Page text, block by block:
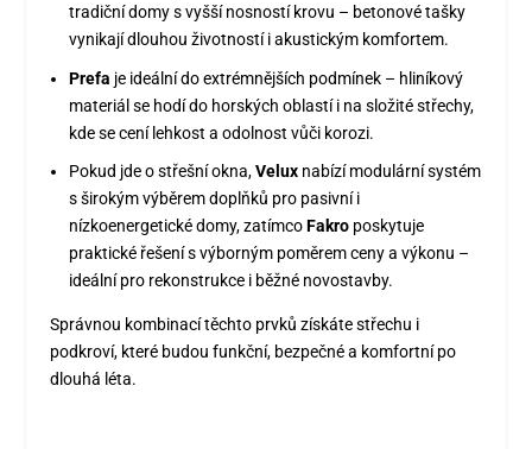
tradiční domy s vyšší nosností krovu – betonové tašky
vynikají dlouhou životností i akustickým komfortem.
Prefa je ideální do extrémnějších podmínek – hliníkový
materiál se hodí do horských oblastí i na složité střechy,
kde se cení lehkost a odolnost vůči korozi.
Pokud jde o střešní okna,Velux nabízí modulární systém
s širokým výběrem doplňků pro pasivní i
nízkoenergetické domy, zatímcoFakro poskytuje
praktické řešení s výborným poměrem ceny a výkonu –
ideální pro rekonstrukce i běžné novostavby.
Správnou kombinací těchto prvků získáte střechu i
podkroví, které budou funkční, bezpečné a komfortní po
dlouhá léta.